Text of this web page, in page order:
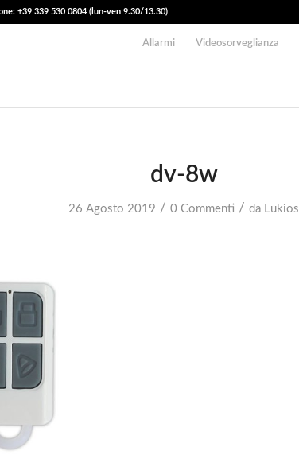
+39 339 530 0804 (lun-ven 9.30/13.30)
Allarmi Videosorveglianza
dv-8w
26 Agosto 2019 / 0 Commenti / da Lukios